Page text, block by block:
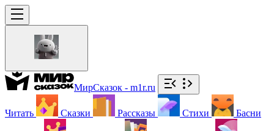
МирСказок - m1r.ru
Читать Сказки Рассказы Стихи Басни